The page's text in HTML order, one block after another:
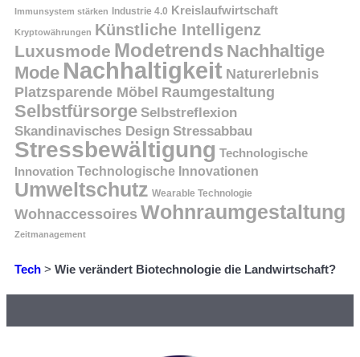
Immunsystem stärken Industrie 4.0 Kreislaufwirtschaft
Kryptowährungen Künstliche Intelligenz
Luxusmode Modetrends Nachhaltige
Mode Nachhaltigkeit Naturerlebnis
Platzsparende Möbel Raumgestaltung
Selbstfürsorge Selbstreflexion
Skandinavisches Design Stressabbau
Stressbewältigung Technologische
Innovation Technologische Innovationen
Umweltschutz Wearable Technologie
Wohnaccessoires Wohnraumgestaltung
Zeitmanagement
Tech > Wie verändert Biotechnologie die Landwirtschaft?